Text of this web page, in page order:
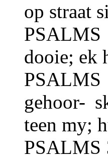
op straat
dooie; ek
PSALMS
gehoor-
teen my;
PSALMS